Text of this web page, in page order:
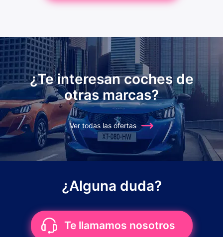
¿Te interesan coches de
otras marcas?
Ver todas las ofertas
¿Alguna duda?
Te llamamos nosotros